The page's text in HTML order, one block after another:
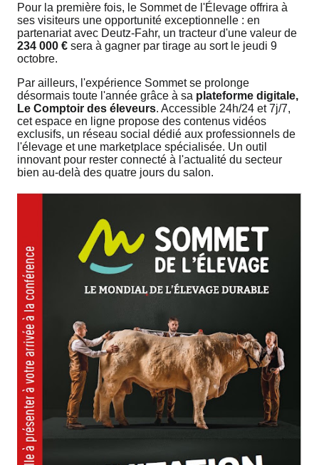
Pour la première fois, le Sommet de l'Élevage offrira à
ses visiteurs une opportunité exceptionnelle : en
partenariat avec Deutz-Fahr, un tracteur d'une valeur de
234 000 € sera à gagner par tirage au sort le jeudi 9
octobre.
Par ailleurs, l'expérience Sommet se prolonge
désormais toute l'année grâce à sa plateforme digitale,
Le Comptoir des éleveurs. Accessible 24h/24 et 7j/7,
cet espace en ligne propose des contenus vidéos
exclusifs, un réseau social dédié aux professionnels de
l'élevage et une marketplace spécialisée. Un outil
innovant pour rester connecté à l'actualité du secteur
bien au-delà des quatre jours du salon.